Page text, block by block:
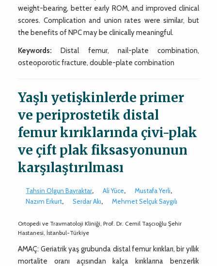
weight-bearing, better early ROM, and improved clinical
scores. Complication and union rates were similar, but
the benefits of NPC may be clinically meaningful.
Keywords: Distal femur, nail-plate combination,
osteoporotic fracture, double-plate combination
Yaşlı yetişkinlerde primer
ve periprostetik distal
femur kırıklarında çivi-plak
ve çift plak fiksasyonunun
karşılaştırılması
Tahsin Olgun Bayraktar, Ali Yüce, Mustafa Yerli,
Nazım Erkurt, Serdar Akı, Mehmet Selçuk Saygılı
Ortopedi ve Travmatoloji Kliniği, Prof. Dr. Cemil Taşcıoğlu Şehir
Hastanesi, İstanbul-Türkiye
AMAÇ: Geriatrik yaş grubunda distal femur kırıkları, bir yıllık
mortalite oranı açısından kalça kırıklarına benzerlik